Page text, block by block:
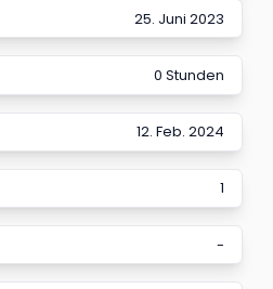
25. Juni 2023
0 Stunden
12. Feb. 2024
1
-